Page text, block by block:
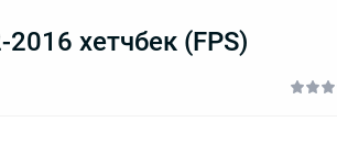
хетчбек (FPS)